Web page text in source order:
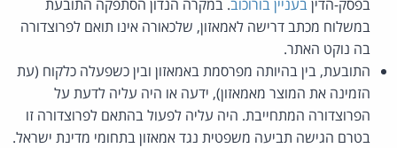
בפסק-הדיןבעניין בורוכוב. במקרה הנדון הסתפקה התובעת
במשלוח מכתב דרישה לאמאזון, שלכאורה אינו תואם לפרוצדורה
בה נוקט האתר.
התובעת, בין בהיותה מפרסמת באמאזון ובין כשפעלה כלקוח (עת
הזמינה את המוצר מאמאזון), ידעה או היה עליה לדעת על
הפרוצדורה המתחייבת. היה עליה לפעול בהתאם לפרוצדורה זו
בטרם הגישה תביעה משפטית נגד אמאזון בתחומי מדינת ישראל.